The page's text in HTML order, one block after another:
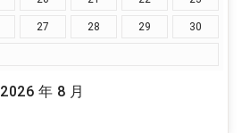
2026 年 8 月
27 28 29 30